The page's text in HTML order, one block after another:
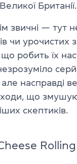
Британії.
звичні — тут
чи урочистих
робить їх
насправді
що
скептиків.
Rolling